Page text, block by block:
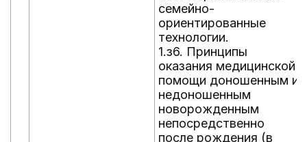
семейно-
ориентированные
технологии.
1.з6. Принципы
оказания медицинской
помощи доношенным и
недоношенным
новорожденным
непосредственно
после рождения (в